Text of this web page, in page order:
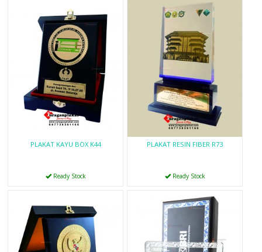
PLAKAT KAYU BOX K44
Ready Stock
PLAKAT RESIN FIBER R73
Ready Stock